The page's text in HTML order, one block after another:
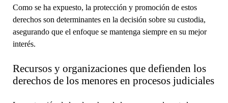
Como se ha expuesto, la protección y promoción de estos
derechos son determinantes en la decisión sobre su custodia,
asegurando que el enfoque se mantenga siempre en su mejor
interés.
Recursos y organizaciones que defienden los
derechos de los menores en procesos judiciales